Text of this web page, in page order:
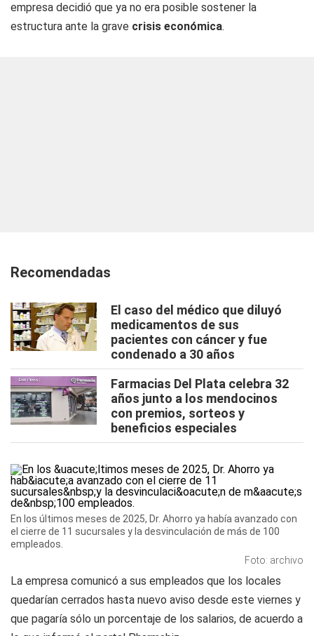
empresa decidió que ya no era posible sostener la
estructura ante la grave crisis económica.
Recomendadas
El caso del médico que diluyó
medicamentos de sus
pacientes con cáncer y fue
condenado a 30 años
Farmacias Del Plata celebra 32
años junto a los mendocinos
con premios, sorteos y
beneficios especiales
En los últimos meses de 2025, Dr. Ahorro ya había avanzado con
el cierre de 11 sucursales y la desvinculación de más de 100
empleados.
Foto: archivo
La empresa comunicó a sus empleados que los locales
quedarían cerrados hasta nuevo aviso desde este viernes y
que pagaría sólo un porcentaje de los salarios, de acuerdo a